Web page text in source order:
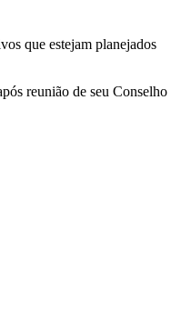
que estejam planejados
reunião de seu Conselho